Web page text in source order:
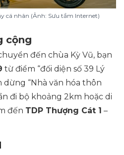
cá nhân (Ảnh: Sưu tầm Internet)
cộng
đến chùa Kỳ Vũ, bạn
từ điểm “đối diện số 39 Lý
dừng “Nhà văn hóa thôn
đi bộ khoảng 2km hoặc di
đến TDP Thượng Cát 1 –